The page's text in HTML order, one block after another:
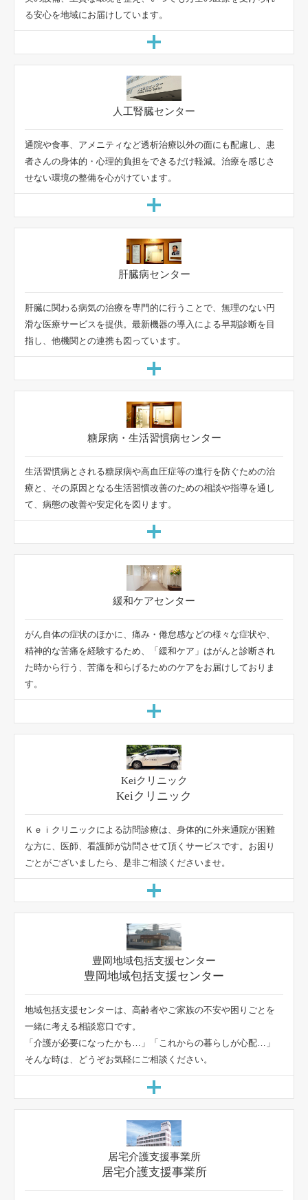
る安心を地域にお届けしています。
通院や食事、アメニティなど透析治療以外の面にも配慮し、患
者さんの身体的・心理的負担をできるだけ軽減。治療を感じさ
せない環境の整備を心がけています。
肝臓に関わる病気の治療を専門的に行うことで、無理のない円
滑な医療サービスを提供。最新機器の導入による早期診断を目
指し、他機関との連携も図っています。
生活習慣病とされる糖尿病や高血圧症等の進行を防ぐための治
療と、その原因となる生活習慣改善のための相談や指導を通し
て、病態の改善や安定化を図ります。
がん自体の症状のほかに、痛み・倦怠感などの様々な症状や、
精神的な苦痛を経験するため、「緩和ケア」はがんと診断され
た時から行う、苦痛を和らげるためのケアをお届けしておりま
す。
Keiクリニック
Ｋｅｉクリニックによる訪問診療は、身体的に外来通院が困難
な方に、医師、看護師が訪問させて頂くサービスです。お困り
ごとがございましたら、是非ご相談くださいませ。
豊岡地域包括支援センター
地域包括支援センターは、高齢者やご家族の不安や困りごとを
一緒に考える相談窓口です。
「介護が必要になったかも…」「これからの暮らしが心配…」
そんな時は、どうぞお気軽にご相談ください。
居宅介護支援事業所